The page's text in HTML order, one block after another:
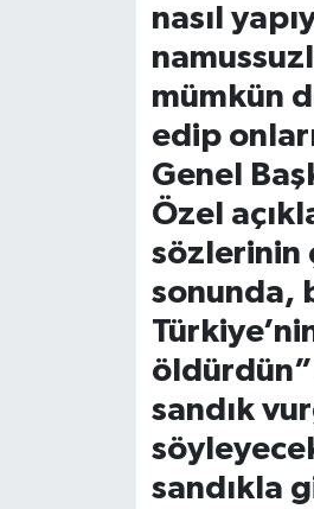
nasıl
mümkün
edip
Genel
Özel
sözlerinin
sonunda,
öldürdün”
sandık
sandıkla